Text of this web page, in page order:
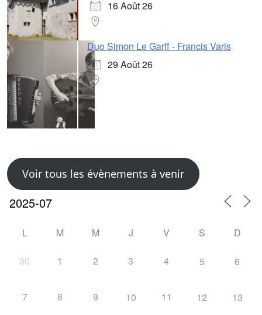
16 Août 26
Duo Simon Le Garff - Francis Varis
29 Août 26
Voir tous les évènements à venir
L M M J V S D
30 1 2 3 4 5 6
7 8 9 10 11 12 13